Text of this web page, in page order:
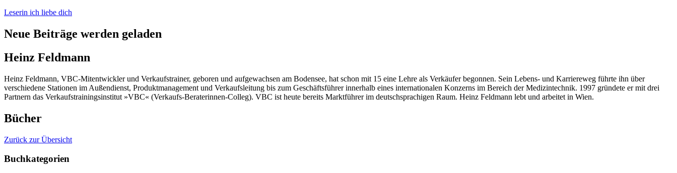
Leserin ich liebe dich
Neue Beiträge werden geladen
Heinz Feldmann
Heinz Feldmann, VBC-Mitentwickler und Verkaufstrainer, geboren und aufgewachsen am Bodensee, hat schon mit 15 eine Lehre als Verkäufer begonnen. Sein Lebens- und Karriereweg führte ihn über
verschiedene Stationen im Außendienst, Produktmanagement und Verkaufsleitung bis zum Geschäftsführer innerhalb eines internationalen Konzerns im Bereich der Medizintechnik. 1997 gründete er mit drei
Partnern das Verkaufstrainingsinstitut »VBC« (Verkaufs-Beraterinnen-Colleg). VBC ist heute bereits Marktführer im deutschsprachigen Raum. Heinz Feldmann lebt und arbeitet in Wien.
Bücher
Zurück zur Übersicht
Buchkategorien